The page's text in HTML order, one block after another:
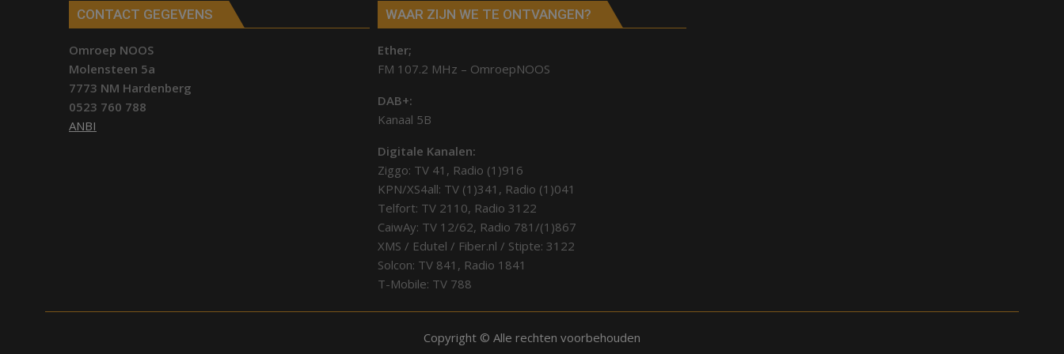
CONTACT GEGEVENS
Omroep NOOS
Molensteen 5a
7773 NM Hardenberg
0523 760 788
ANBI
WAAR ZIJN WE TE ONTVANGEN?
Ether;
FM 107.2 MHz – OmroepNOOS
DAB+:
Kanaal 5B
Digitale Kanalen:
Ziggo: TV 41, Radio (1)916
KPN/XS4all: TV (1)341, Radio (1)041
Telfort: TV 2110, Radio 3122
CaiwAy: TV 12/62, Radio 781/(1)867
XMS / Edutel / Fiber.nl / Stipte: 3122
Solcon: TV 841, Radio 1841
T-Mobile: TV 788
Copyright © Alle rechten voorbehouden